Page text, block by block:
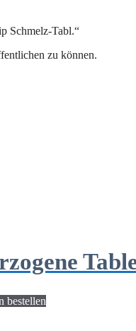
Schmelz-Tabl.“
zu können.
bestellen